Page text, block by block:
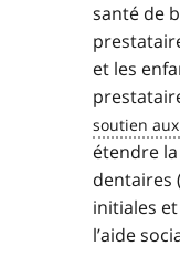
santé de
et les
étendre
dentaires
initiales
l’aide